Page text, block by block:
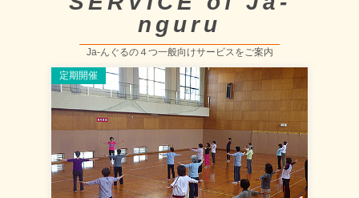
nguru
Ja-んぐるの４つ一般向けサービスをご案内
定期開催